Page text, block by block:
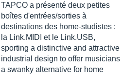
TAPCO a présenté deux petites
boîtes d'entrées/sorties à
destinations des home-studistes :
la Link.MIDI et le Link.USB,
sporting a distinctive and attractive
industrial design to offer musicians
a swanky alternative for home